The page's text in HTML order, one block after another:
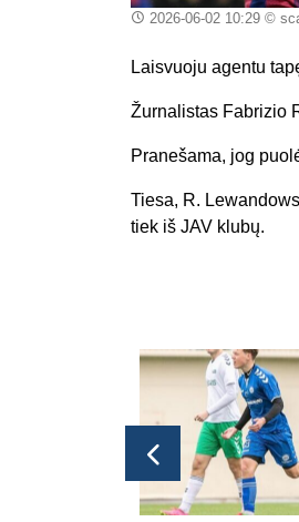
2026-06-02 10:29©
Laisvuoju agentu
Žurnalistas Fabrizio
Pranešama, jog
Tiesa, R.
tiek iš JAV klubų.